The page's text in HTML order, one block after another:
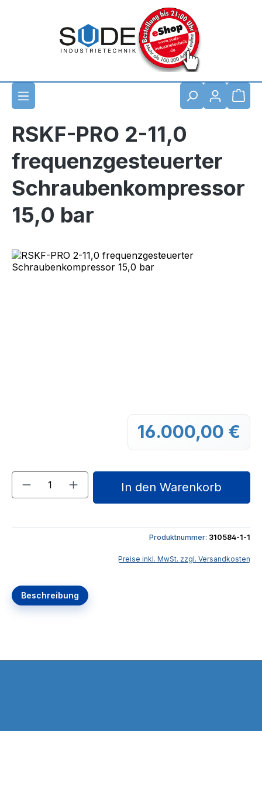
RSKF-PRO 2-11,0
frequenzgesteuerter
Schraubenkompressor
15,0 bar
Bildergalerie überspringen
16.000,00 €
Produkt Anzahl: Gib den gewünschten
In den Warenkorb
Produktnummer: 310584-1-1
Preise inkl. MwSt. zzgl. Versandkosten
Beschreibung